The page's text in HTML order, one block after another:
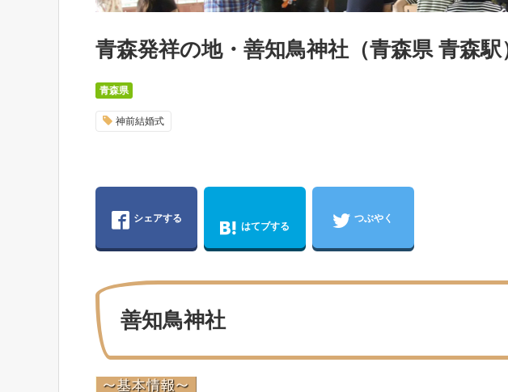
青森発祥の地・善知鳥神社（青森県 青森
青森県
神前結婚式
シェアする
はてブする
つぶやく
善知鳥神社